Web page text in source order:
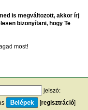
is megváltozott, akkor írj
bizonyítani, hogy Te
most!
jelszó:
[regisztráció]